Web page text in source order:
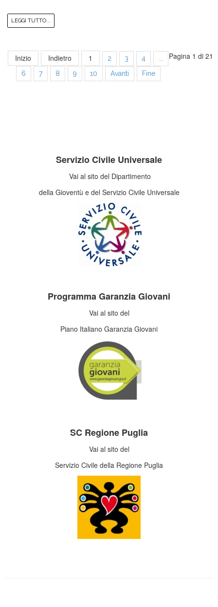
LEGGI TUTTO...
Pagina 1 di 21
Inizio Indietro 1 2 3 4
6
7 8 9 10 Avanti Fine
Servizio Civile Universale
Vai al sito del Dipartimento
della Gioventù e del Servizio Civile Universale
Programma Garanzia Giovani
Vai al sito del
Piano Italiano Garanzia Giovani
SC Regione Puglia
Vai al sito del
Servizio Civile della Regione Puglia